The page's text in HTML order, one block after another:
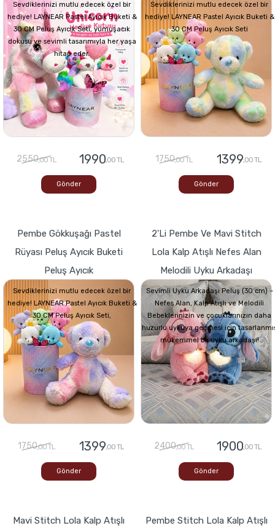
Sevdiklerinizi mutlu edecek özel bir
hediye! LAYNEAR Pastel Ayıcık Buketi &
30 CM Peluş Ayıcık Seti, yumuşacık
dokusu ve sevimli tasarımıyla her yaşa
hitap eder.
2550,00 TL 1990,00 TL
Gönder
Sevdiklerinizi mutlu edecek özel bir
hediye! LAYNEAR Pastel Ayıcık Buketi &
30 CM Peluş Ayıcık Seti
1750,00 TL 1399,00 TL
Gönder
Pembe Gökkuşağı Pastel
Rüyası Peluş Ayıcık Buketi
Peluş Ayıcık
Sevdiklerinizi mutlu edecek özel bir
hediye! LAYNEAR Pastel Ayıcık Buketi &
30 CM Peluş Ayıcık Seti,
1750,00 TL 1399,00 TL
Gönder
2'li Pembe Ve Mavi Stitch
Lola Kalp Atışlı Nefes Alan
Melodili Uyku Arkadaşı
Sevimli Uyku Arkadaşı Peluş (30 cm) –
Nefes Alan, Kalp Atışlı ve Melodili
Bebeklerinizin ve çocuklarınızın daha
huzurlu uykuya geçmesi için
mükemmel bir uyku arkadaşı!
2400,00 TL 1900,00 TL
Gönder
Mavi Stitch Lola Kalp Atışlı
Pembe Stitch Lola Kalp Atışlı